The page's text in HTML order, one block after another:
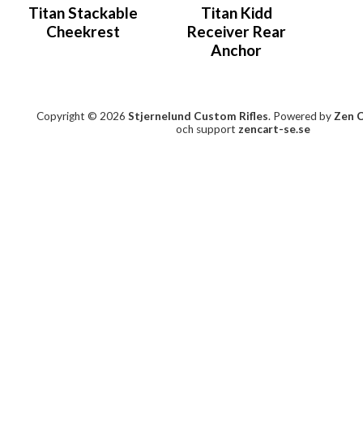
Titan Stackable
Cheekrest
Titan Kidd
Receiver Rear
Anchor
Copyright © 2026 Stjernelund Custom Rifles. Powered by Zen
och support zencart-se.se